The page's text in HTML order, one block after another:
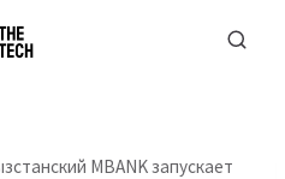
MBANK запускает